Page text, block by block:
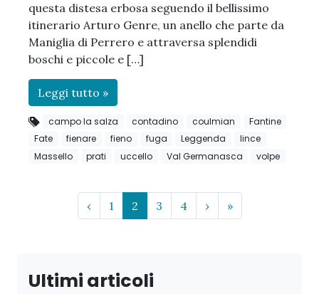
questa distesa erbosa seguendo il bellissimo
itinerario Arturo Genre, un anello che parte da
Maniglia di Perrero e attraversa splendidi
boschi e piccole e […]
Leggi tutto »
campo la salza contadino coulmian
Fantine
Fate
fienare fieno fuga Leggenda
lince
Massello
prati uccello Val Germanasca volpe
‹ Page
1 Current Page
2 Page
3 Page
4 › »
Ultimi articoli